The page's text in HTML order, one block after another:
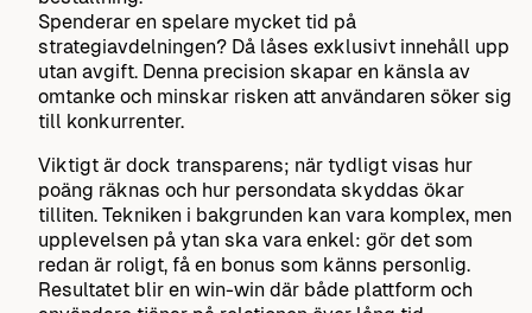
Spenderar en spelare mycket tid på
strategiavdelningen? Då låses exklusivt innehåll upp
utan avgift. Denna precision skapar en känsla av
omtanke och minskar risken att användaren söker sig
till konkurrenter.
Viktigt är dock transparens; när tydligt visas hur
poäng räknas och hur persondata skyddas ökar
tilliten. Tekniken i bakgrunden kan vara komplex, men
upplevelsen på ytan ska vara enkel: gör det som
redan är roligt, få en bonus som känns personlig.
Resultatet blir en win-win där både plattform och